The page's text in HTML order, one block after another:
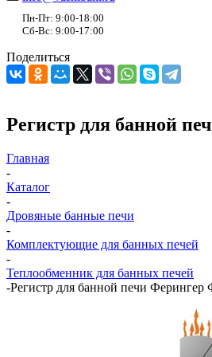
Пн-Пт: 9:00-18:00
Сб-Вс: 9:00-17:00
Поделиться
Регистр для банной
Главная
-
Каталог
-
Дровяные банные печи
-
Комплектующие для банных печей
-
Теплообменник для банных печей
-Регистр для банной печи Ферингер